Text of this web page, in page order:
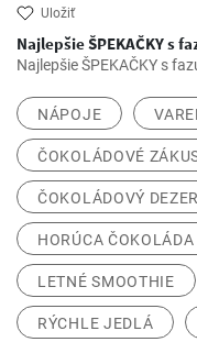
Uložiť
Najlepšie ŠPEKAČKY s
Najlepšie ŠPEKAČKY s
NÁPOJE
ČOKOLÁDOVÉ
ČOKOLÁDOVÝ
HORÚCA ČOKOLÁDA
LETNÉ SMOOTHIE
RÝCHLE JEDLÁ